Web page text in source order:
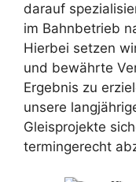
darauf
im Bahnbetrieb
Hierbei setzen
und bewährte
Ergebnis zu
unsere
Gleisprojekte
termingerecht